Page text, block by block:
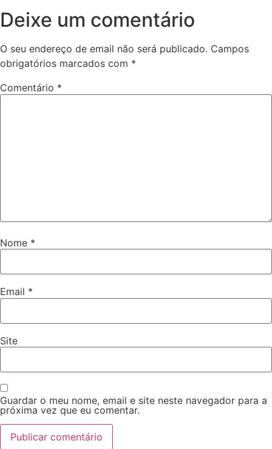
Deixe um comentário
O seu endereço de email não será publicado. Campos
obrigatórios marcados com *
Comentário *
Nome *
Email *
Site
Guardar o meu nome, email e site neste navegador para a
próxima vez que eu comentar.